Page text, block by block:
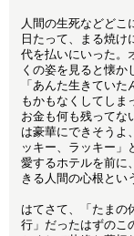
人間の生死などどこ
日たって、まる焼け
代を払いにいった。
くの姿を見ると懐か
「あんた生きてい
もかもなくしてしま
お金も何も残ってな
は豪華にできそうよ
ッキー、ラッキー」
愛するホテルを前に
きる人間の心根とい
はてさて、「たまの
行」だったはずのこ